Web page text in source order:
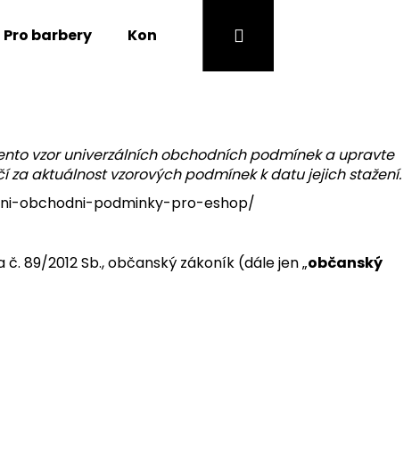
Pro barbery Kontakty Magazín
Přihlášení
vzor univerzálních obchodních podmínek a upravte
za aktuálnost vzorových podmínek k datu jejich stažení.
obchodni-podminky-pro-eshop/
č. 89/2012 Sb., občanský zákoník (dále jen „občanský